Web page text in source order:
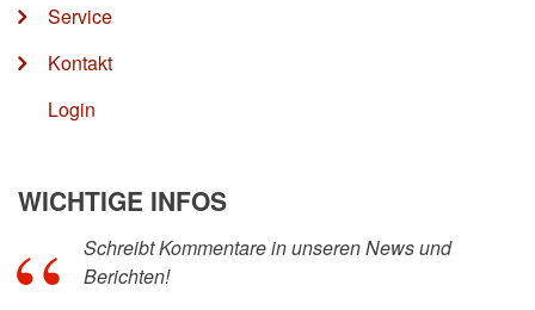
Service
Kontakt
Login
WICHTIGE INFOS
Schreibt Kommentare in unseren News und
Berichten!